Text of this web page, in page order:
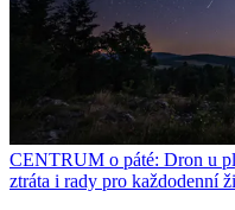
CENTRUM o páté: Dron u
ztráta i rady pro každodenní